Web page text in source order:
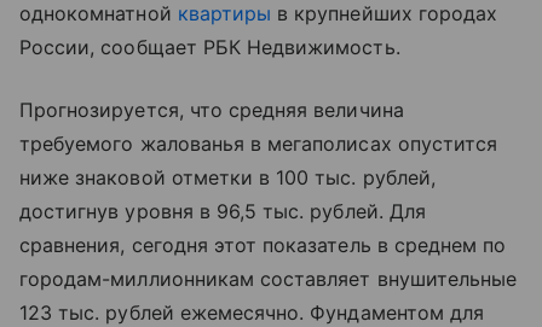
однокомнатной квартиры в крупнейших городах
России, сообщает РБК Недвижимость.
Прогнозируется, что средняя величина
требуемого жалованья в мегаполисах опустится
ниже знаковой отметки в 100 тыс. рублей,
достигнув уровня в 96,5 тыс. рублей. Для
сравнения, сегодня этот показатель в среднем по
городам-миллионникам составляет внушительные
123 тыс. рублей ежемесячно. Фундаментом для